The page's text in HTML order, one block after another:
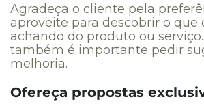
Agradeça o cliente pela
aproveite para descobrir o que
achando do produto ou
também é importante pedir
melhoria.
Ofereça propostas